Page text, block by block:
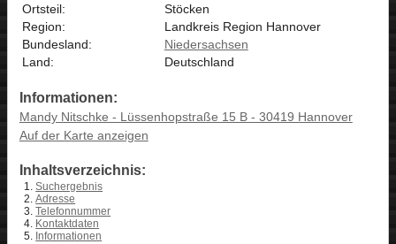
Ortsteil:
Stöcken
Region:
Landkreis Region Hannover
Bundesland:
Niedersachsen
Land:
Deutschland
Informationen:
Mandy Nitschke - Lüssenhopstraße 15 B - 30419 Hannover
Auf der Karte anzeigen
Inhaltsverzeichnis:
Suchergebnis
Adresse
Telefonnummer
Kontaktdaten
Informationen